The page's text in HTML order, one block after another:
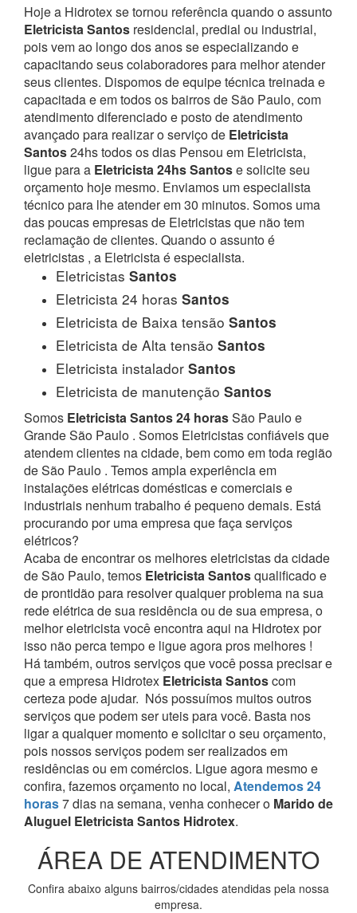
Hoje a Hidrotex se tornou referência quando o assunto
Eletricista Santos residencial, predial ou industrial,
pois vem ao longo dos anos se especializando e
capacitando seus colaboradores para melhor atender
seus clientes. Dispomos de equipe técnica treinada e
capacitada e em todos os bairros de São Paulo, com
atendimento diferenciado e posto de atendimento
avançado para realizar o serviço de Eletricista
Santos24hs todos os dias Pensou em Eletricista,
ligue para a Eletricista 24hs Santose solicite seu
orçamento hoje mesmo. Enviamos um especialista
técnico para lhe atender em 30 minutos. Somos uma
das poucas empresas de Eletricistas que não tem
reclamação de clientes. Quando o assunto é
eletricistas , a Eletricista é especialista.
Eletricistas Santos
Eletricista 24 horas Santos
Eletricista de Baixa tensão Santos
Eletricista de Alta tensão Santos
Eletricista instalador Santos
Eletricista de manutenção Santos
Somos Eletricista Santos 24 horasSão Paulo e
Grande São Paulo . Somos Eletricistas confiáveis que
atendem clientes na cidade, bem como em toda região
de São Paulo . Temos ampla experiência em
instalações elétricas domésticas e comerciais e
industriais nenhum trabalho é pequeno demais. Está
procurando por uma empresa que faça serviços
elétricos?
Acaba de encontrar os melhores eletricistas da cidade
de São Paulo, temos Eletricista Santosqualificado e
de prontidão para resolver qualquer problema na sua
rede elétrica de sua residência ou de sua empresa, o
melhor eletricista você encontra aqui na Hidrotex por
isso não perca tempo e ligue agora pros melhores !
Há também, outros serviços que você possa precisar e
que a empresa Hidrotex Eletricista Santoscom
certeza pode ajudar. Nós possuímos muitos outros
serviços que podem ser uteis para você. Basta nos
ligar a qualquer momento e solicitar o seu orçamento,
pois nossos serviços podem ser realizados em
residências ou em comércios. Ligue agora mesmo e
confira, fazemos orçamento no local, Atendemos 24
horas7 dias na semana, venha conhecer o Marido de
Aluguel Eletricista Santos Hidrotex.
ÁREA DE ATENDIMENTO
Confira abaixo alguns bairros/cidades atendidas pela nossa
empresa.